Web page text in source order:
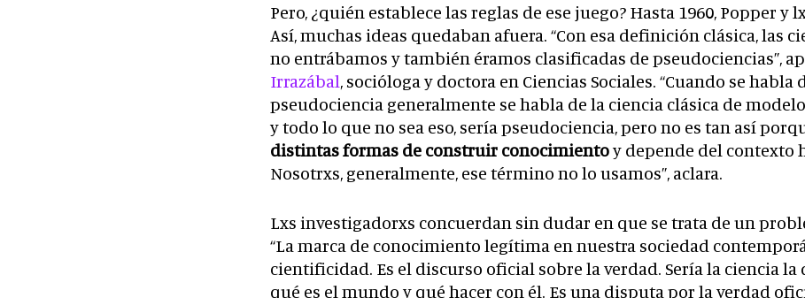
Pero, ¿quién establece las reglas de ese juego? Hasta 1960, Popper y
Así, muchas ideas quedaban afuera. “Con esa definición clásica, las
no entrábamos y también éramos clasificadas de pseudociencias”,
Irrazábal, socióloga y doctora en Ciencias Sociales. “Cuando se habla
pseudociencia generalmente se habla de la ciencia clásica de
y todo lo que no sea eso, sería pseudociencia, pero no es tan así
distintas formas de construir conocimientoy depende del contexto
Nosotrxs, generalmente, ese término no lo usamos”, aclara.
Lxs investigadorxs concuerdan sin dudar en que se trata de un
“La marca de conocimiento legítima en nuestra sociedad
cientificidad. Es el discurso oficial sobre la verdad. Sería la ciencia la
qué es el mundo y qué hacer con él. Es una disputa por la verdad